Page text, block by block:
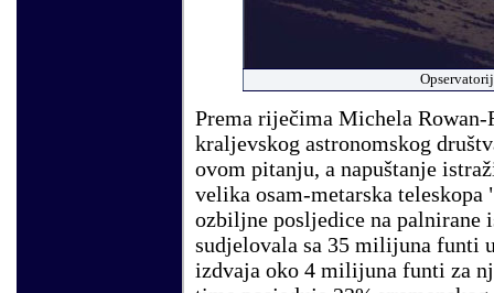
Prema riječima Michela
kraljevskog astronomskog
ovom pitanju, a napuštanje
velika osam-metarska
ozbiljne posljedice na palnirane
sudjelovala sa 35 milijuna funti
izdvaja oko 4 milijuna funti za